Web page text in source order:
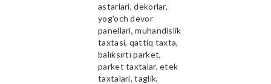
astarlari, dekorlar,
yog'och devor
panellari, muhandislik
taxtasi, qattiq taxta,
balıksırtı parket,
parket taxtalar, etek
taxtalari, taglik,